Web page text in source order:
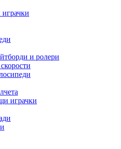
и ролери
играчки